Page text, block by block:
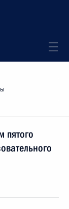
пятого